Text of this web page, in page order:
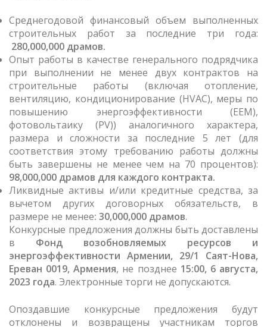
Среднегодовой финансовый объем выполненных
строительных работ за последние три года:
280,000,000 драмов.
Опыт работы в качестве генерального подрядчика
при выполнении не менее двух контрактов на
строительные работы (включая отопление,
вентиляцию, кондиционирование (HVAC), меры по
повышению энергоэффективности (EEM),
фотовольтаику (PV)) аналогичного характера,
размера и сложности за последние 5 лет (для
соответствия этому требованию работы должны
быть завершены не менее чем на 70 процентов):
98,000,000 драмов для каждого контракта.
Ликвидные активы и/или кредитные средства, за
вычетом других договорных обязательств, в
размере не менее: 30,000,000 драмов.
Конкурсные предложения должны быть доставлены
в Фонд возобновляемых ресурсов и
энергоэффективности Армении, 29/1 Саят-Нова,
Ереван 0019, Армения, не позднее 15:00, 6 августа,
2023 года. Электронные торги не допускаются.
Опоздавшие конкурсные предложения будут
отклонены и возвращены участникам торгов